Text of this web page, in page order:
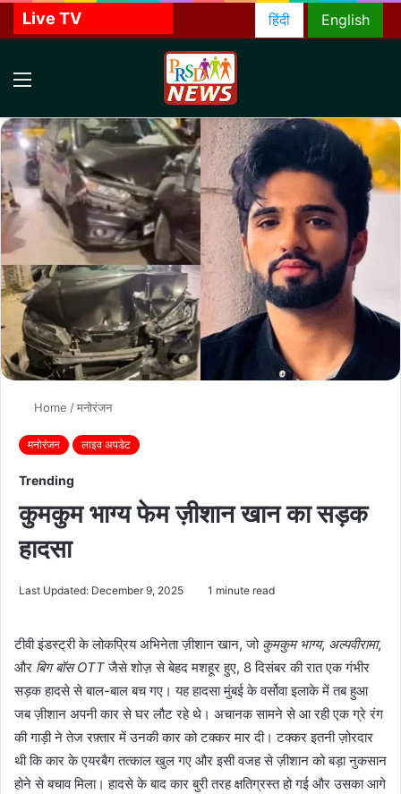
Live TV English
हिंदी
Home /मनोरंजन
मनोरंजन लाइव अपडेट
Trending
कुमकुम भाग्य फेम ज़ीशान खान का सड़क
हादसा
Last Updated: December 9, 2025 1 minute read
टीवी इंडस्ट्री के लोकप्रिय अभिनेता ज़ीशान खान, जो कुमकुम भाग्य, अल्पवीरामा,
और बिग बॉस OTTजैसे शोज़ से बेहद मशहूर हुए, 8 दिसंबर की रात एक गंभीर
सड़क हादसे से बाल-बाल बच गए। यह हादसा मुंबई के वर्सोवा इलाके में तब हुआ
जब ज़ीशान अपनी कार से घर लौट रहे थे। अचानक सामने से आ रही एक ग्रे रंग
की गाड़ी ने तेज रफ़्तार में उनकी कार को टक्कर मार दी। टक्कर इतनी ज़ोरदार
थी कि कार के एयरबैग तत्काल खुल गए और इसी वजह से ज़ीशान को बड़ा नुकसान
होने से बचाव मिला। हादसे के बाद कार बुरी तरह क्षतिग्रस्त हो गई और उसका आगे